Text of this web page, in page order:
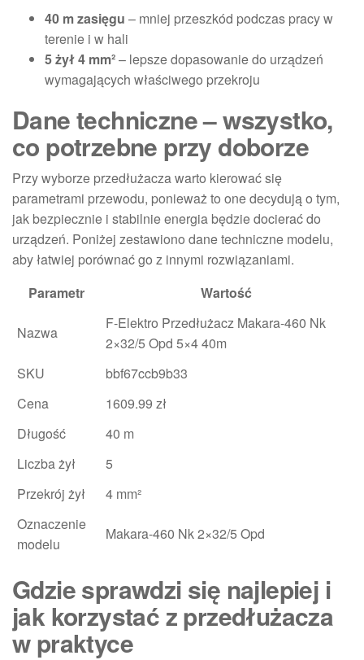
40 m zasięgu – mniej przeszkód podczas pracy w
terenie i w hali
5 żył 4 mm²– lepsze dopasowanie do urządzeń
wymagających właściwego przekroju
Dane techniczne – wszystko,
co potrzebne przy doborze
Przy wyborze przedłużacza warto kierować się
parametrami przewodu, ponieważ to one decydują o tym,
jak bezpiecznie i stabilnie energia będzie docierać do
urządzeń. Poniżej zestawiono dane techniczne modelu,
aby łatwiej porównać go z innymi rozwiązaniami.
Parametr
Wartość
Nazwa
F-Elektro Przedłużacz Makara-460 Nk
2×32/5 Opd 5×4 40m
SKU
bbf67ccb9b33
Cena
1609.99 zł
Długość
40 m
Liczba żył
5
Przekrój żył
4 mm²
Oznaczenie
modelu
Makara-460 Nk 2×32/5 Opd
Gdzie sprawdzi się najlepiej i
jak korzystać z przedłużacza
w praktyce